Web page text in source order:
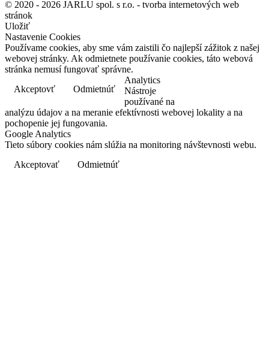
© 2020 - 2026 JARLU spol. s r.o. - tvorba internetových web
stránok
Uložiť
Nastavenie Cookies
Používame cookies, aby sme vám zaistili čo najlepší zážitok z našej
webovej stránky. Ak odmietnete používanie cookies, táto webová
stránka nemusí fungovať správne.
Akceptovť
Odmietnúť
Analytics
Nástroje
používané na
analýzu údajov a na meranie efektívnosti webovej lokality a na
pochopenie jej fungovania.
Google Analytics
Tieto súbory cookies nám slúžia na monitoring návštevnosti webu.
Akceptovať
Odmietnúť